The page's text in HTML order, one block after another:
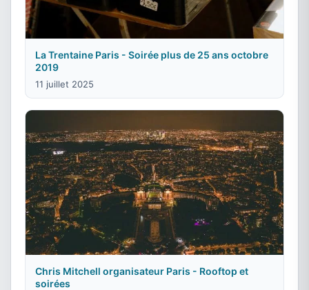
La Trentaine Paris - Soirée plus de 25 ans octobre
2019
11 juillet 2025
Chris Mitchell organisateur Paris - Rooftop et
soirées